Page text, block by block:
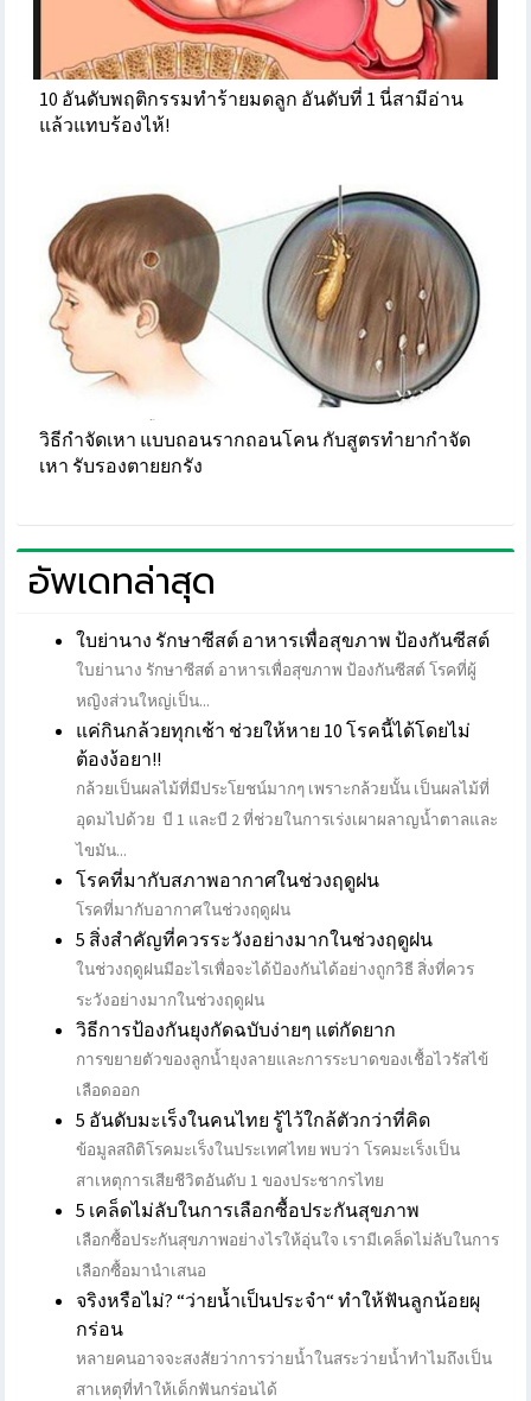
10 อันดับพฤติกรรมทำร้ายมดลูก อันดับที่ 1 นี่สามีอ่าน
แล้วแทบร้องไห้!
วิธีกำจัดเหา แบบถอนรากถอนโคน กับสูตรทำยากำจัด
เหา รับรองตายยกรัง
อัพเดทล่าสุด
ใบย่านาง รักษาซีสต์ อาหารเพื่อสุขภาพ ป้องกันซีสต์
ใบย่านาง รักษาซีสต์ อาหารเพื่อสุขภาพ ป้องกันซีสต์ โรคที่ผู้
หญิงส่วนใหญ่เป็น...
แค่กินกล้วยทุกเช้า ช่วยให้หาย 10 โรคนี้ได้โดยไม่
ต้องง้อยา!!
กล้วยเป็นผลไม้ที่มีประโยชน์มากๆ เพราะกล้วยนั้น เป็นผลไม้ที่
อุดมไปด้วย บี 1 และบี 2 ที่ช่วยในการเร่งเผาผลาญน้ำตาลและ
ไขมัน...
โรคที่มากับสภาพอากาศในช่วงฤดูฝน
โรคที่มากับอากาศในช่วงฤดูฝน
5 สิ่งสำคัญที่ควรระวังอย่างมากในช่วงฤดูฝน
ในช่วงฤดูฝนมีอะไรเพื่อจะได้ป้องกันได้อย่างถูกวิธี สิ่งที่ควร
ระวังอย่างมากในช่วงฤดูฝน
วิธีการป้องกันยุงกัดฉบับง่ายๆ แต่กัดยาก
การขยายตัวของลูกน้ำยุงลายและการระบาดของเชื้อไวรัสไข้
เลือดออก
5 อันดับมะเร็งในคนไทย รู้ไว้ใกล้ตัวกว่าที่คิด
ข้อมูลสถิติโรคมะเร็งในประเทศไทย พบว่า โรคมะเร็งเป็น
สาเหตุการเสียชีวิตอันดับ 1 ของประชากรไทย
5 เคล็ดไม่ลับในการเลือกซื้อประกันสุขภาพ
เลือกซื้อประกันสุขภาพอย่างไรให้อุ่นใจ​ เรามีเคล็ดไม่ลับในการ
เลือกซื้อมานำเสนอ
จริงหรือไม่? “ว่ายน้ำเป็นประจำ“ ทำให้ฟันลูกน้อยผุ
กร่อน
หลายคนอาจจะสงสัยว่าการว่ายน้ำในสระว่ายน้ำทำไมถึงเป็น
สาเหตุที่ทำให้เด็กฟันกร่อนได้